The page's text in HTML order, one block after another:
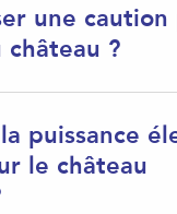
une
?
puissance
le château